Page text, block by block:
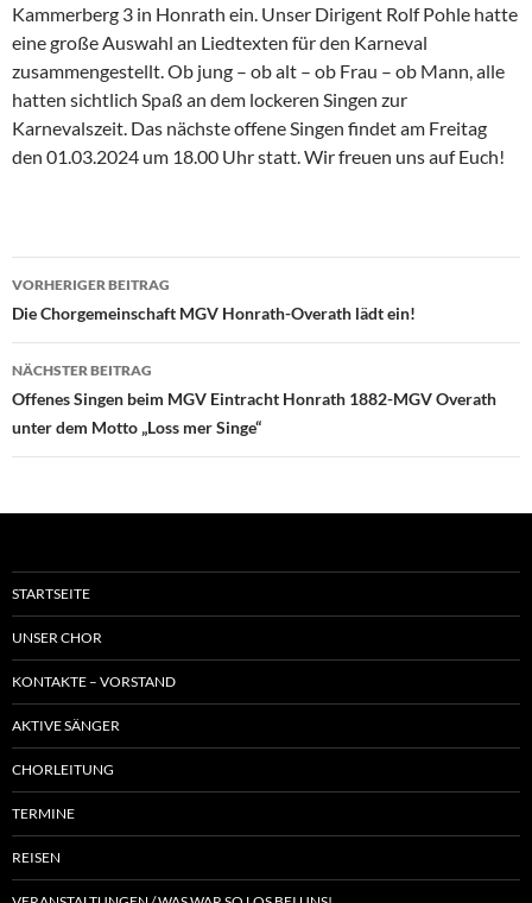
Kammerberg 3 in Honrath ein. Unser Dirigent Rolf Pohle hatte
eine große Auswahl an Liedtexten für den Karneval
zusammengestellt. Ob jung – ob alt – ob Frau – ob Mann, alle
hatten sichtlich Spaß an dem lockeren Singen zur
Karnevalszeit. Das nächste offene Singen findet am Freitag
den 01.03.2024 um 18.00 Uhr statt. Wir freuen uns auf Euch!
Beitragsnavigation
VORHERIGER BEITRAG
Die Chorgemeinschaft MGV Honrath-Overath lädt ein!
NÄCHSTER BEITRAG
Offenes Singen beim MGV Eintracht Honrath 1882-MGV Overath
unter dem Motto „Loss mer Singe“
STARTSEITE
UNSER CHOR
KONTAKTE – VORSTAND
AKTIVE SÄNGER
CHORLEITUNG
TERMINE
REISEN